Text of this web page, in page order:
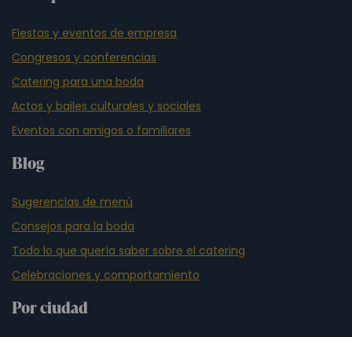
Fiestas y eventos de empresa
Congresos y conferencias
Catering para una boda
Actos y bailes culturales y sociales
Eventos con amigos o familiares
Blog
Sugerencias de menú
Consejos para la boda
Todo lo que quería saber sobre el catering
Celebraciones y comportamiento
Por ciudad